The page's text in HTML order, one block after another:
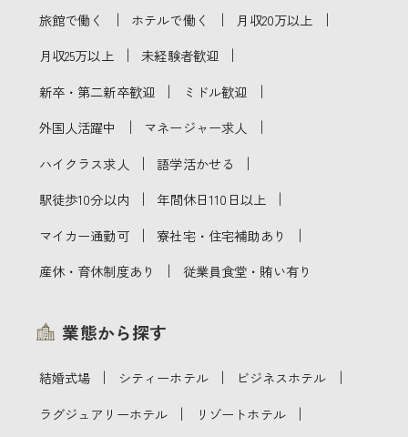
旅館で働く ｜ ホテルで働く ｜ 月収20万以上 ｜
月収25万以上 ｜ 未経験者歓迎 ｜
新卒・第二新卒歓迎 ｜ ミドル歓迎 ｜
外国人活躍中 ｜ マネージャー求人 ｜
ハイクラス求人 ｜ 語学活かせる ｜
駅徒歩10分以内 ｜ 年間休日110日以上 ｜
マイカー通勤可 ｜ 寮社宅・住宅補助あり ｜
産休・育休制度あり ｜ 従業員食堂・賄い有り
業態から探す
結婚式場 ｜ シティーホテル ｜ ビジネスホテル ｜
ラグジュアリーホテル ｜ リゾートホテル ｜